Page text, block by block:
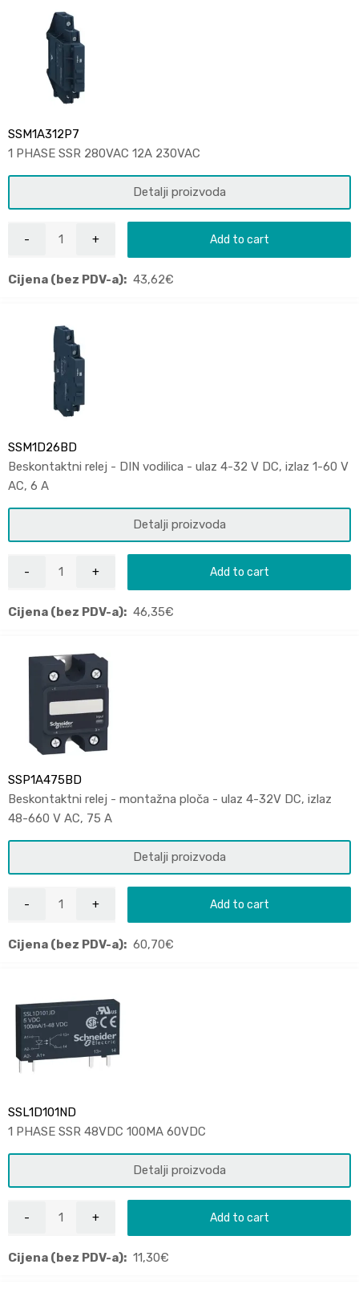
SSM1A312P7
1 PHASE SSR 280VAC 12A 230VAC
Detalji proizvoda
Add to cart
Cijena (bez PDV-a): 43,62€
SSM1D26BD
Beskontaktni relej - DIN vodilica - ulaz 4-32 V DC, izlaz 1-60 V
AC, 6 A
Detalji proizvoda
Add to cart
Cijena (bez PDV-a): 46,35€
SSP1A475BD
Beskontaktni relej - montažna ploča - ulaz 4-32V DC, izlaz
48-660 V AC, 75 A
Detalji proizvoda
Add to cart
Cijena (bez PDV-a): 60,70€
SSL1D101ND
1 PHASE SSR 48VDC 100MA 60VDC
Detalji proizvoda
Add to cart
Cijena (bez PDV-a): 11,30€